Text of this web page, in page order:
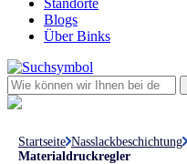
Standorte
Blogs
Über Binks
Startseite Nasslackbeschichtung
Materialdruckregler